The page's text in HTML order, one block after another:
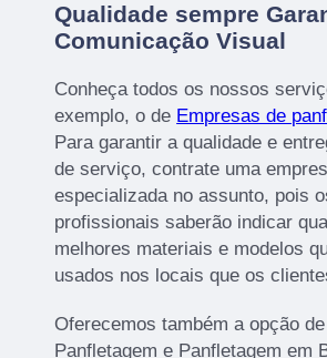
Qualidade sempre
Comunicação Visual
Conheça todos os nossos
exemplo, o de Empresas de
Para garantir a qualidade e
de serviço, contrate uma
especializada no assunto, pois
profissionais saberão indicar
melhores materiais e modelos
usados nos locais que os
Oferecemos também a opção
Panfletagem e Panfletagem em